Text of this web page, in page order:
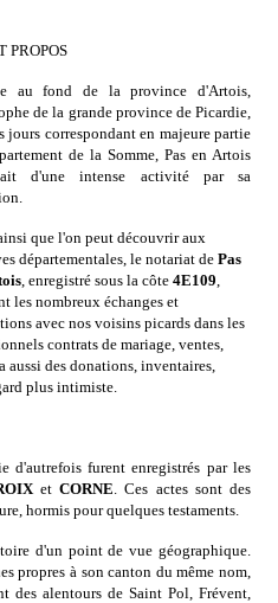
PROPOS
au fond de la province d'Artois,
de la grande province de Picardie,
jours correspondant en majeure partie
de la Somme, Pas en Artois
d'une intense activité par sa
que l'on peut découvrir aux
départementales, le notariat de Pas
, enregistré sous la côte 4E109
les nombreux échanges et
avec nos voisins picards dans les
contrats de mariage, ventes,
aussi des donations, inventaires,
plus intimiste.
d'autrefois furent enregistrés par les
etCORNE . Ces actes sont des
hormis pour quelques testaments.
d'un point de vue géographique.
propres à son canton du même nom,
des alentours de Saint Pol, Frévent,